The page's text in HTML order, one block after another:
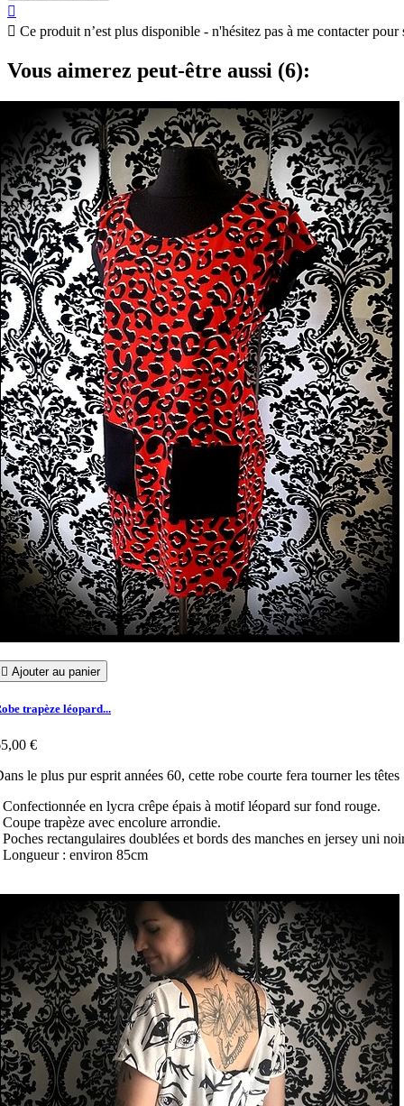

 Ce produit n’est plus disponible - n'hésitez pas à me contacter
Vous aimerez peut-être aussi (6):
 Ajouter au panier
trapèze léopard...
€
le plus pur esprit années 60, cette robe courte fera tourner les
Confectionnée en lycra crêpe épais à motif léopard sur fond rouge.
Coupe trapèze avec encolure arrondie.
Poches rectangulaires doublées et bords des manches en jersey uni
Longueur : environ 85cm